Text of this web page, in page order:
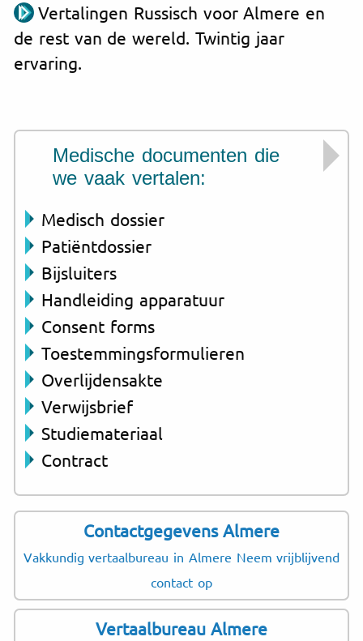
Vertalingen Russisch voor Almere en
de rest van de wereld. Twintig jaar
ervaring.
Medische documenten die
we vaak vertalen:
Medisch dossier
Patiëntdossier
Bijsluiters
Handleiding apparatuur
Consent forms
Toestemmingsformulieren
Overlijdensakte
Verwijsbrief
Studiemateriaal
Contract
Contactgegevens Almere
Vakkundig vertaalbureau in Almere Neem vrijblijvend
contact op
Vertaalbureau Almere